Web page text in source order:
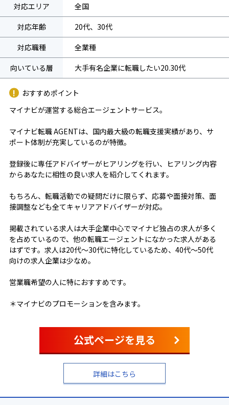
公式ページを見る
詳細はこちら
対応エリア
全国
対応年齢
20代、30代
対応職種
全業種
向いている層
大手有名企業に転職したい20.30代
おすすめポイント
マイナビが運営する総合エージェントサービス。
マイナビ転職 AGENTは、国内最大級の転職支援実績があり、サ
ポート体制が充実しているのが特徴。
登録後に専任アドバイザーがヒアリングを行い、ヒアリング内容
からあなたに相性の良い求人を紹介してくれます。
もちろん、転職活動での疑問だけに限らず、応募や面接対策、面
接調整なども全てキャリアアドバイザーが対応。
掲載されている求人は大手企業中心でマイナビ独占の求人が多く
を占めているので、他の転職エージェントになかった求人がある
はずです。求人は20代～30代に特化しているため、40代～50代
向けの求人企業は少なめ。
営業職希望の人に特におすすめです。
＊マイナビのプロモーションを含みます。